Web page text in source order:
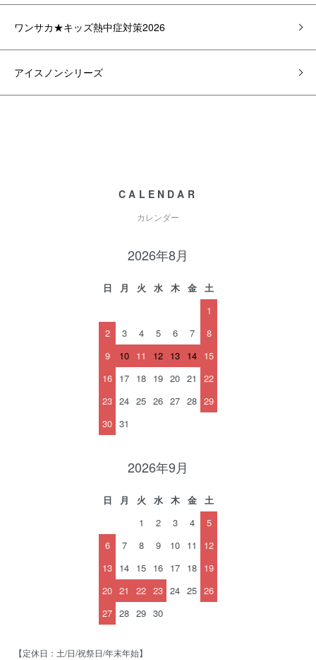
ワンサカ★キッズ熱中症対策2026
アイスノンシリーズ
CALENDAR
カレンダー
2026年8月
日 月 火 水 木 金
土
1
2
3 4 5 6 7
8
9
10 11 12 13 14 15
16 17 18 19 20 21
22
23 24 25 26 27 28 29
30 31
2026年9月
日 月 火 水 木 金
土
1
2 3 4
5
6
7 8 9 10 11
12
13 14 15 16 17 18 19
20 21 22 23 24 25 26
27 28 29 30
【定休日：土/日/祝祭日/年末年始】